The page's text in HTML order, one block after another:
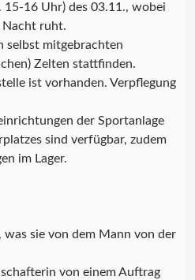
15-16 Uhr) des 03.11., wobei
Nacht ruht.
selbst mitgebrachten
Zelten stattfinden.
ist vorhanden. Verpflegung
der Sportanlage
sind verfügbar, zudem
im Lager.
sie von dem Mann von der
von einem Auftrag